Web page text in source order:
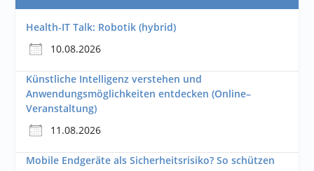
Health-IT Talk: Robotik (hybrid)
10.08.2026
Künstliche Intelligenz verstehen und
Anwendungsmöglichkeiten entdecken (Online–
Veranstaltung)
11.08.2026
Mobile Endgeräte als Sicherheitsrisiko? So schützen